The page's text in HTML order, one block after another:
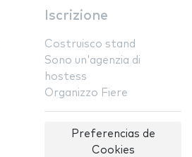
Iscrizione
Costruisco stand
Sono un'agenzia di
hostess
Organizzo Fiere
Preferencias de
Cookies